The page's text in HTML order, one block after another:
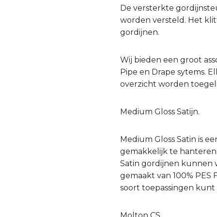
De versterkte
worden versteld. Het
gordijnen.
Wij bieden een groot
Pipe en Drape sytems.
overzicht worden
Medium Gloss Satijn.
Medium Gloss Satin is
gemakkelijk te
Satin gordijnen kunnen
gemaakt van 100%
soort toepassingen